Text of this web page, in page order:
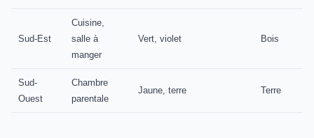
Sud-Est
Cuisine,
salle à
manger
Vert, violet Bois
Sud-
Ouest
Chambre
parentale
Jaune, terre Terre